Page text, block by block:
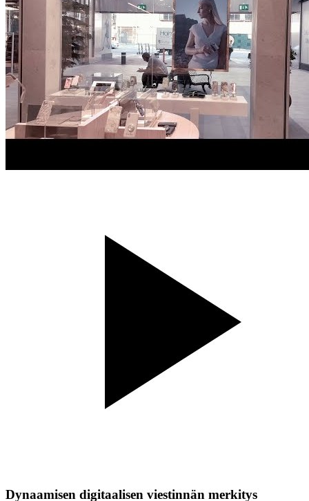
Dynaamisen digitaalisen viestinnän merkitys